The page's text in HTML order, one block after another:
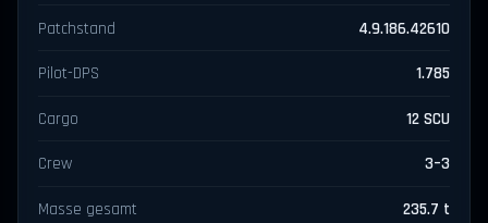
Patchstand 4.9.186.42610
Pilot-DPS 1.785
Cargo 12 SCU
Crew 3–3
Masse gesamt 235.7 t